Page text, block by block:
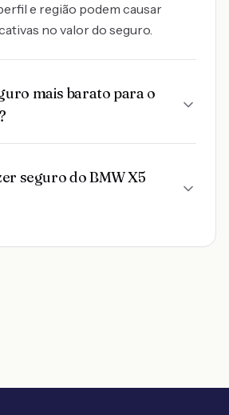
e região podem causar
no valor do seguro.
mais barato para o
seguro do BMW X5